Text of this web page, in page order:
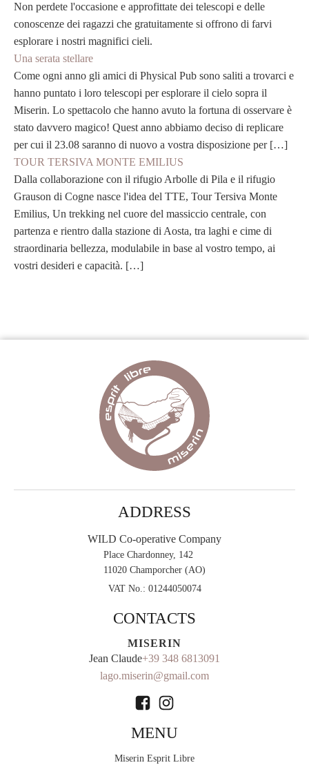
Non perdete l'occasione e approfittate dei telescopi e delle
conoscenze dei ragazzi che gratuitamente si offrono di farvi
esplorare i nostri magnifici cieli.
Una serata stellare
Come ogni anno gli amici di Physical Pub sono saliti a trovarci e
hanno puntato i loro telescopi per esplorare il cielo sopra il
Miserin. Lo spettacolo che hanno avuto la fortuna di osservare è
stato davvero magico! Quest anno abbiamo deciso di replicare
per cui il 23.08 saranno di nuovo a vostra disposizione per […]
TOUR TERSIVA MONTE EMILIUS
Dalla collaborazione con il rifugio Arbolle di Pila e il rifugio
Grauson di Cogne nasce l'idea del TTE, Tour Tersiva Monte
Emilius, Un trekking nel cuore del massiccio centrale, con
partenza e rientro dalla stazione di Aosta, tra laghi e cime di
straordinaria bellezza, modulabile in base al vostro tempo, ai
vostri desideri e capacità. […]
ADDRESS
WILD Co-operative Company
Place Chardonney, 142
11020 Champorcher (AO)
VAT No.: 01244050074
CONTACTS
MISERIN
Jean Claude+39 348 6813091
lago.miserin@gmail.com
MENU
Miserin Esprit Libre